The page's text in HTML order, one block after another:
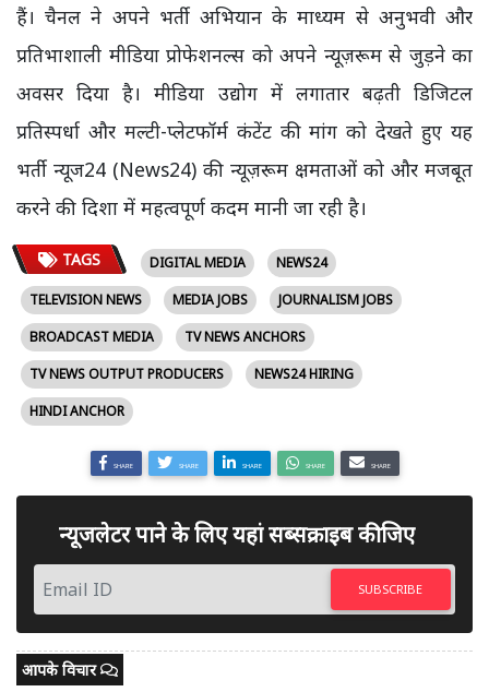
हैं। चैनल ने अपने भर्ती अभियान के माध्यम से अनुभवी और
प्रतिभाशाली मीडिया प्रोफेशनल्स को अपने न्यूज़रूम से जुड़ने का
अवसर दिया है। मीडिया उद्योग में लगातार बढ़ती डिजिटल
प्रतिस्पर्धा और मल्टी-प्लेटफॉर्म कंटेंट की मांग को देखते हुए यह
भर्ती न्यूज24 (News24) की न्यूज़रूम क्षमताओं को और मजबूत
करने की दिशा में महत्वपूर्ण कदम मानी जा रही है।
TAGS DIGITAL MEDIA
NEWS24
TELEVISION NEWS
MEDIA JOBS
JOURNALISM JOBS
BROADCAST MEDIA
TV NEWS ANCHORS
TV NEWS OUTPUT PRODUCERS
NEWS24 HIRING
HINDI ANCHOR
SHARE SHARE SHARE SHARE SHARE
न्यूजलेटर पाने के लिए यहां सब्सक्राइब कीजिए
SUBSCRIBE
आपके विचार